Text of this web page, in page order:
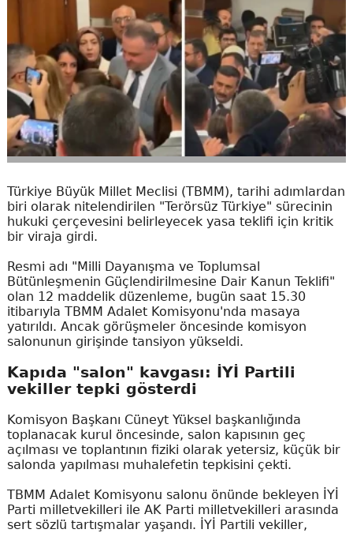
Türkiye Büyük Millet Meclisi (TBMM), tarihi adımlardan
biri olarak nitelendirilen "Terörsüz Türkiye" sürecinin
hukuki çerçevesini belirleyecek yasa teklifi için kritik
bir viraja girdi.
Resmi adı "Milli Dayanışma ve Toplumsal
Bütünleşmenin Güçlendirilmesine Dair Kanun Teklifi"
olan 12 maddelik düzenleme, bugün saat 15.30
itibarıyla TBMM Adalet Komisyonu'nda masaya
yatırıldı. Ancak görüşmeler öncesinde komisyon
salonunun girişinde tansiyon yükseldi.
Kapıda "salon" kavgası: İYİ Partili
vekiller tepki gösterdi
Komisyon Başkanı Cüneyt Yüksel başkanlığında
toplanacak kurul öncesinde, salon kapısının geç
açılması ve toplantının fiziki olarak yetersiz, küçük bir
salonda yapılması muhalefetin tepkisini çekti.
TBMM Adalet Komisyonu salonu önünde bekleyen İYİ
Parti milletvekilleri ile AK Parti milletvekilleri arasında
sert sözlü tartışmalar yaşandı. İYİ Partili vekiller,